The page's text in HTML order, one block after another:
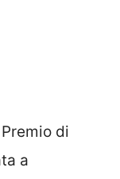
di
a